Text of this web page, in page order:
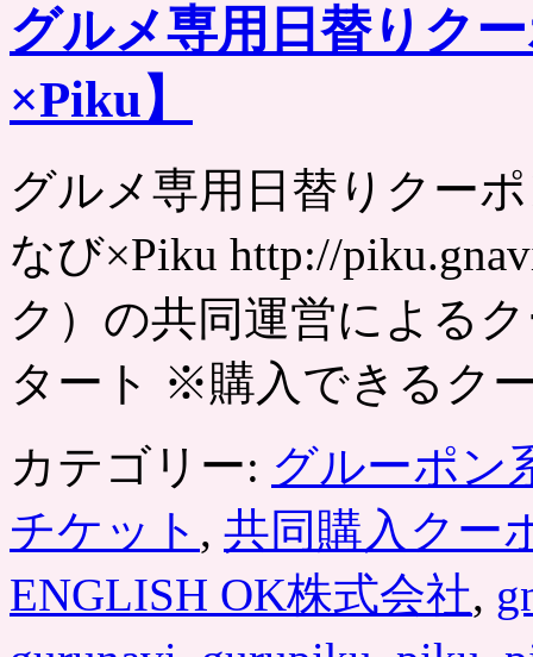
グルメ専用日替りク
×Piku】
グルメ専用日替りクー
なび×Piku http://
ク）の共同運営による
タート ※購入できるク
カテゴリー: グルーポン
チケット , 共同購入クー
ENGLISH OK株式会社,